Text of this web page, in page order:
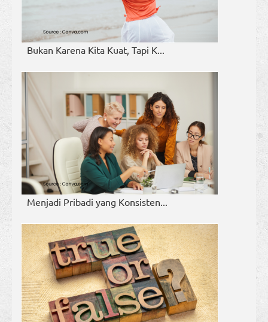
Bukan Karena Kita Kuat, Tapi K...
Menjadi Pribadi yang Konsisten...